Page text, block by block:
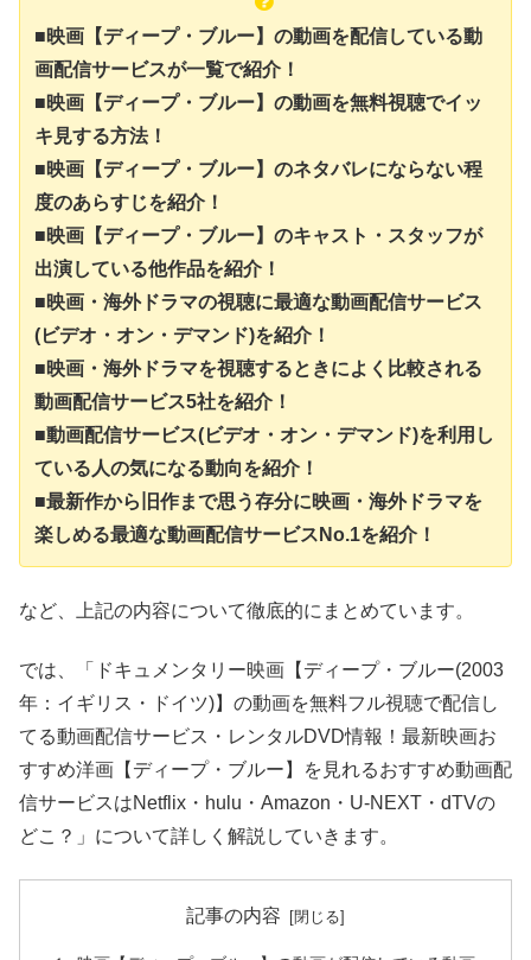
■映画【ディープ・ブルー】の動画を配信している動
画配信サービスが一覧で紹介！
■映画【ディープ・ブルー】の動画を無料視聴でイッ
キ見する方法！
■映画【ディープ・ブルー】のネタバレにならない程
度のあらすじを紹介！
■映画【ディープ・ブルー】のキャスト・スタッフが
出演している他作品を紹介！
■映画・海外ドラマの視聴に最適な動画配信サービス
(ビデオ・オン・デマンド)を紹介！
■映画・海外ドラマを視聴するときによく比較される
動画配信サービス5社を紹介！
■動画配信サービス(ビデオ・オン・デマンド)を利用し
ている人の気になる動向を紹介！
■最新作から旧作まで思う存分に映画・海外ドラマを
楽しめる最適な動画配信サービスNo.1を紹介！
など、上記の内容について徹底的にまとめています。
では、「ドキュメンタリー映画【ディープ・ブルー(2003
年：イギリス・ドイツ)】の動画を無料フル視聴で配信し
てる動画配信サービス・レンタルDVD情報！最新映画お
すすめ洋画【ディープ・ブルー】を見れるおすすめ動画配
信サービスはNetflix・hulu・Amazon・U-NEXT・dTVの
どこ？」について詳しく解説していきます。
記事の内容